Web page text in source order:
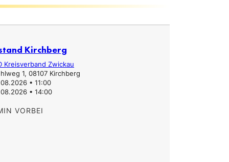
Kirchberg
Kreisverband Zwickau
1, 08107 Kirchberg
• 11:00
• 14:00
VORBEI